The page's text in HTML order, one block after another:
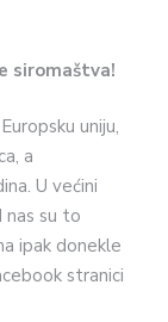
siromaštva!
uniju,
a
U većini
nas su to
ipak done­kle
stranici